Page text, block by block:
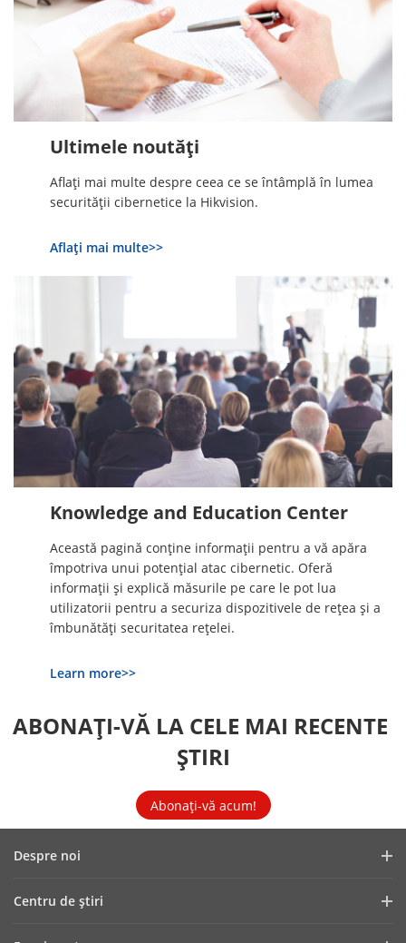
Ultimele noutăți
Aflați mai multe despre ceea ce se întâmplă în lumea
securității cibernetice la Hikvision.
Aflați mai multe>>
Knowledge and Education Center
Această pagină conţine informaţii pentru a vă apăra
împotriva unui potenţial atac cibernetic. Oferă
informaţii şi explică măsurile pe care le pot lua
utilizatorii pentru a securiza dispozitivele de reţea şi a
îmbunătăţi securitatea reţelei.
Learn more>>
ABONAȚI-VĂ LA CELE MAI RECENTE
ȘTIRI
Abonați-vă acum!
Despre noi
Centru de ştiri